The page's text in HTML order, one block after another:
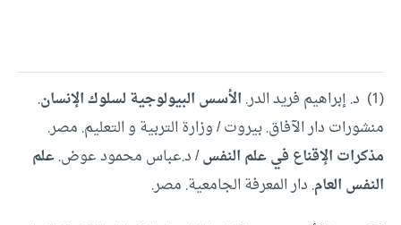
(1) د. إبراهيم فريد الدر. الأسس البيولوجية لسلوك الإنسان.
منشورات دار الآفاق. بيروت / وزارة التربية و التعليم. مصر.
مذكرات الإقناع في علم النفس/ د.عباس محمود عوض.علم
النفس العام. دار المعرفة الجامعية. مصر.